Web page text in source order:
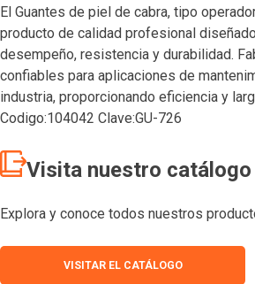
El Guantes de piel de cabra, tipo
producto de calidad profesional
desempeño, resistencia y durabilidad.
confiables para aplicaciones de
industria, proporcionando eficiencia y
Codigo:104042 Clave:GU-726
Visita nuestro catálogo
Explora y conoce todos nuestros
VISITAR EL CATÁLOGO